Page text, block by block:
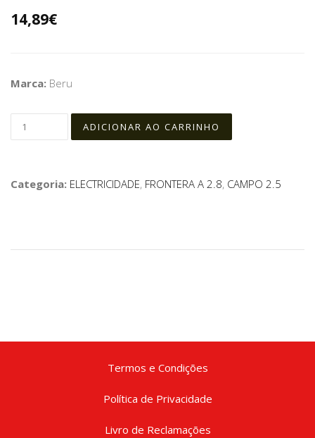
14,89€
Marca: Beru
Categoria: ELECTRICIDADE, FRONTERA A 2.8, CAMPO 2.5
Termos e Condições
Política de Privacidade
Livro de Reclamações